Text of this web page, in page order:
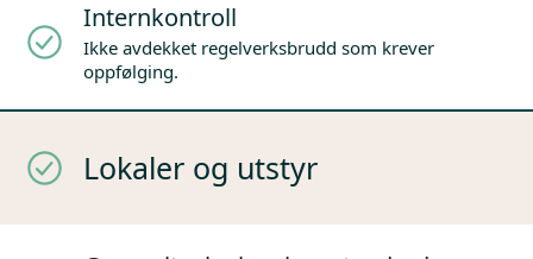
Internkontroll
Ikke avdekket regelverksbrudd som krever
oppfølging.
Lokaler og utstyr